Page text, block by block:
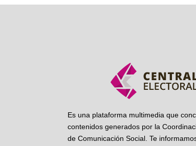
Es una plataforma multimedia que
contenidos generados por la
de Comunicación Social. Te